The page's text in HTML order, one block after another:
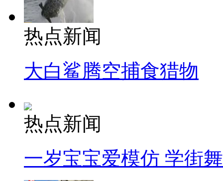
热点新闻
大白鲨腾空捕食猎物
热点新闻
一岁宝宝爱模仿 学街